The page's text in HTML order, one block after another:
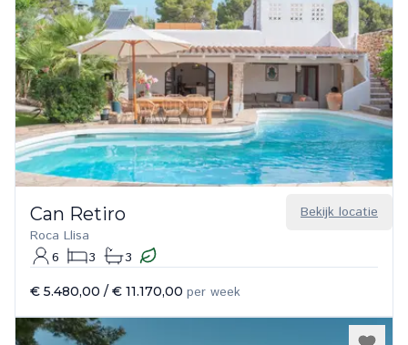
Bekijk locatie
Can Retiro
Roca Llisa
6
3 3
€ 5.480,00 / € 11.170,00 per week